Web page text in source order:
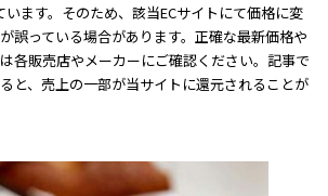
ます。そのため、該当ECサイトにて価格に変
誤っている場合があります。正確な最新価格や
各販売店やメーカーにご確認ください。記事で
と、売上の一部が当サイトに還元されることが